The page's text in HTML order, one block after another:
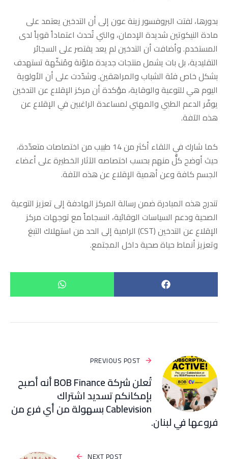
بدورها، لفتت البروفسور زينة عون إلى أن التدخين يعتمد على
مادة النيكوتين شديدة الإدمان، والتي تُحدث اعتماداً قوياً لدى
المستخدم. وأضافت أن التدخين لم يعد يقتصر على السجائر
التقليدية، بل بات يشمل منتجات جديدة ملوّنة ومُنكّهة تستهدف
بشكل خاص فئة الشباب والمراهقين. وشدّدت على أن الأولوية
اليوم هي للتوعية والوقاية، مؤكدة أن مركز الإقلاع عن التدخين
يوفّر الدعم الطبي والمهني لمساعدة الراغبين في الإقلاع عن
هذه الآفة.
كما شارك في اللقاء أكثر من 14 طبيب من اختصاصات متعدّدة،
حيث أوضح كلٌّ منهم بحسب اختصاصه الآثار الخطيرة على أعضاء
الجسم كافة وعن أهمية الإقلاع عن هذه الآفة.
تندرج هذه المبادرة ضمن رسالة المركز الهادفة إلى تعزيز التوعية
الصحية ودعم السياسات الوقائية، انسجاماً مع توجهات مركز
الإقلاع عن التدخين (CST) الرامية إلى الحد من استهلاك التبغ
وتعزيز أنماط حياة صحية داخل المجتمع.
PREVIOUS POST
تُعلن شركة BOB Finance أنه أصبح
بإمكانكم تسديد اشتراك
Cablevision بسهولة من أي فرع من
فروعها في لبنان.
NEXT POST